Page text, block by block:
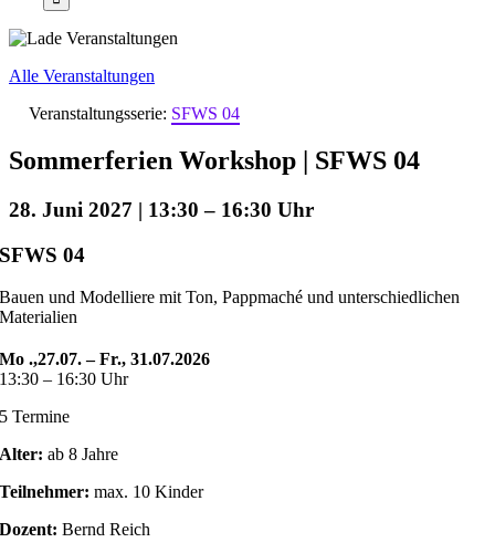
Alle Veranstaltungen
Veranstaltungsserie: SFWS 04
Sommerferien Workshop | SFWS 04
28. Juni 2027 | 13:30 – 16:30
SFWS 04
Bauen und Modelliere mit Ton, Pappmaché und unterschiedlichen
Materialien
Mo .,27.07. – Fr., 31.07.2026
13:30 – 16:30 Uhr
5 Termine
Alter: ab 8 Jahre
Teilnehmer: max. 10 Kinder
Dozent: Bernd Reich